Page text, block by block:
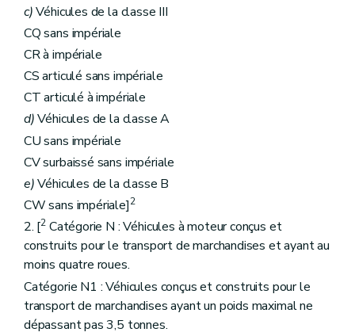
c)Véhicules de la classe III
CQ sans impériale
CR à impériale
CS articulé sans impériale
CT articulé à impériale
d)Véhicules de la classe A
CU sans impériale
CV surbaissé sans impériale
e)Véhicules de la classe B
CW sans impériale]2
2. [2 Catégorie N : Véhicules à moteur conçus et
construits pour le transport de marchandises et ayant au
moins quatre roues.
Catégorie N1 : Véhicules conçus et construits pour le
transport de marchandises ayant un poids maximal ne
dépassant pas 3,5 tonnes.